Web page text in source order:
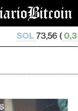
0,33%)